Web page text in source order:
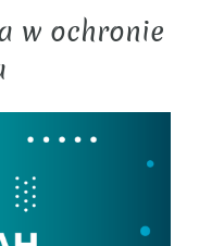
w ochronie